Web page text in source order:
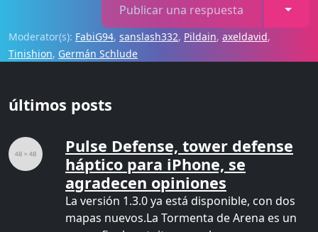
Publicar una respuesta
Moderator(s): FabiG94, sanslash332, Pildain, axeldavid,
Tinishion, Germán Schlude
últimos posts
Pulse Defense, tower defense
háptico para iPhone, se
agradecen opiniones
La versión 1.3.0 ya está disponible, con dos
mapas nuevos.La Tormenta de Arena es un